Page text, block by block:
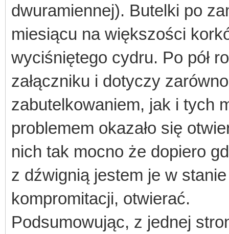
dwuramiennej). Butelki po
miesiącu na większości
wyciśniętego cydru. Po pół
załączniku i dotyczy
zabutelkowaniem, jak i tych
problemem okazało się
nich tak mocno że dopiero
z dźwignią jestem je w
kompromitacji, otwierać.
Podsumowując, z jednej